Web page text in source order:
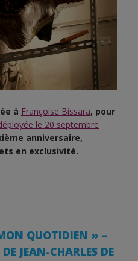
à Françoise Bissara, pour
le 20 septembre
anniversaire,
en exclusivité.
QUOTIDIEN » –
JEAN-CHARLES DE